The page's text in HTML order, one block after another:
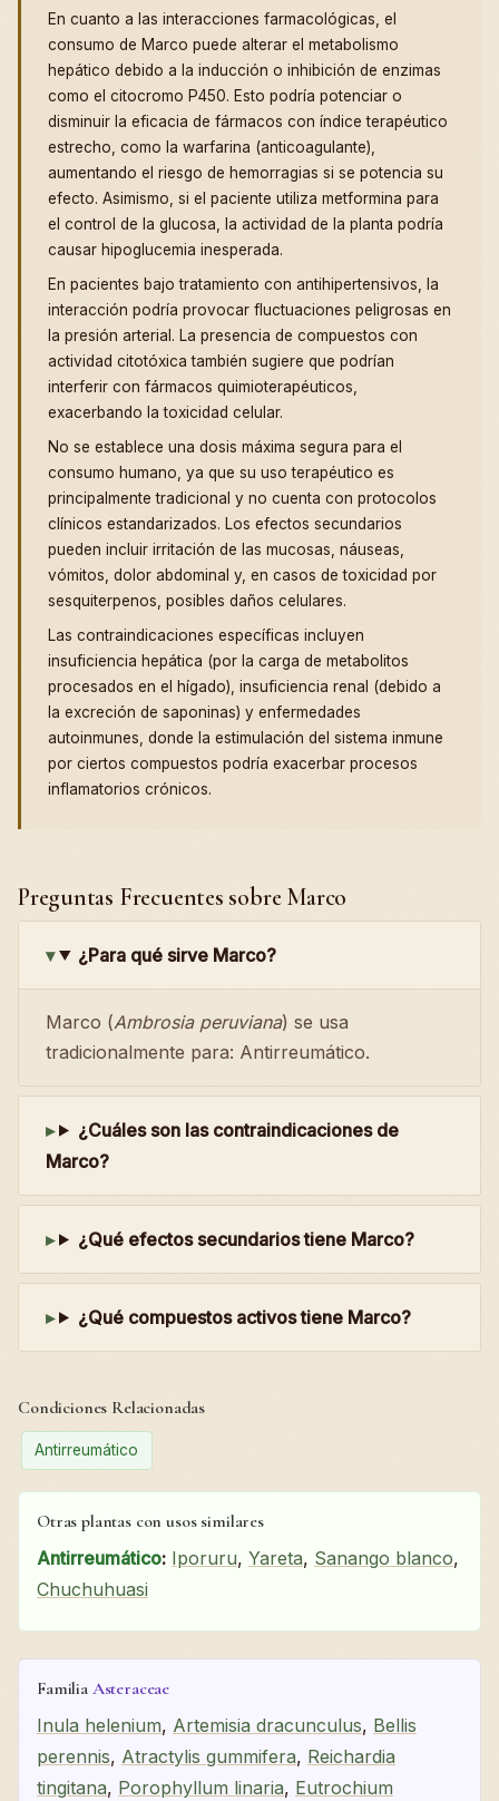
En cuanto a las interacciones farmacológicas, el
consumo de Marco puede alterar el metabolismo
hepático debido a la inducción o inhibición de enzimas
como el citocromo P450. Esto podría potenciar o
disminuir la eficacia de fármacos con índice terapéutico
estrecho, como la warfarina (anticoagulante),
aumentando el riesgo de hemorragias si se potencia su
efecto. Asimismo, si el paciente utiliza metformina para
el control de la glucosa, la actividad de la planta podría
causar hipoglucemia inesperada.
En pacientes bajo tratamiento con antihipertensivos, la
interacción podría provocar fluctuaciones peligrosas en
la presión arterial. La presencia de compuestos con
actividad citotóxica también sugiere que podrían
interferir con fármacos quimioterapéuticos,
exacerbando la toxicidad celular.
No se establece una dosis máxima segura para el
consumo humano, ya que su uso terapéutico es
principalmente tradicional y no cuenta con protocolos
clínicos estandarizados. Los efectos secundarios
pueden incluir irritación de las mucosas, náuseas,
vómitos, dolor abdominal y, en casos de toxicidad por
sesquiterpenos, posibles daños celulares.
Las contraindicaciones específicas incluyen
insuficiencia hepática (por la carga de metabolitos
procesados en el hígado), insuficiencia renal (debido a
la excreción de saponinas) y enfermedades
autoinmunes, donde la estimulación del sistema inmune
por ciertos compuestos podría exacerbar procesos
inflamatorios crónicos.
Preguntas Frecuentes sobre Marco
¿Para qué sirve Marco?
Marco (Ambrosia peruviana) se usa
tradicionalmente para: Antirreumático.
¿Cuáles son las contraindicaciones de
Marco?
¿Qué efectos secundarios tiene Marco?
¿Qué compuestos activos tiene Marco?
Condiciones Relacionadas
Antirreumático
Otras plantas con usos similares
Antirreumático: Iporuru, Yareta, Sanango blanco,
Chuchuhuasi
Familia Asteraceae
Inula helenium, Artemisia dracunculus, Bellis
perennis, Atractylis gummifera, Reichardia
tingitana, Porophyllum linaria, Eutrochium